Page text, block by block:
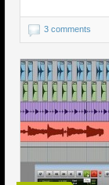
3 comments